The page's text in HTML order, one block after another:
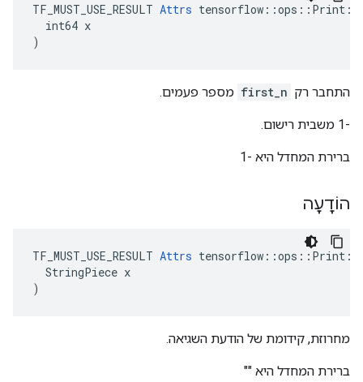
TF_MUST_USE_RESULT Attrs
  int64 x
)
התחבר רק first_n מספר פעמים.
-1 משבית רישום.
ברירת המחדל היא -1
הוֹדָעָה
TF_MUST_USE_RESULT Attrs
  StringPiece x
)
מחרוזת, קידומת של הודעת השגיאה.
ברירת המחדל היא ""